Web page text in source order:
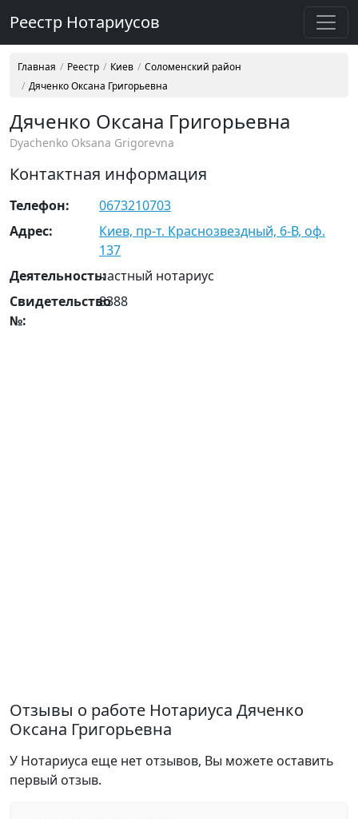
Реестр Нотариусов
Главная Реестр Киев
Соломенский район
Дяченко Оксана Григорьевна
Дяченко Оксана Григорьевна
Dyachenko Oksana Grigorevna
Контактная информация
Телефон:
0673210703
Адрес:
Киев, пр-т. Краснозвездный, 6-В, оф.
137
Деятельность:частный нотариус
Свидетельство
№:
8388
Отзывы о работе Нотариуса Дяченко
Оксана Григорьевна
У Нотариуса еще нет отзывов, Вы можете оставить
первый отзыв.